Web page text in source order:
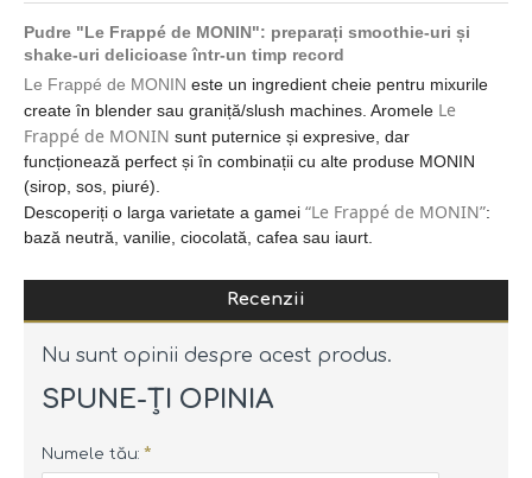
Pudre "Le Frappé de MONIN": preparați smoothie-uri și
shake-uri delicioase într-un timp record
Le Frappé de MONIN este un ingredient cheie pentru mixurile
create în blender sau graniță/slush machines. Aromele Le
Frappé de MONIN sunt puternice și expresive, dar
funcționează perfect și în combinații cu alte produse MONIN
(sirop, sos, piuré).
Descoperiți o larga varietate a gamei “Le Frappé de MONIN”:
bază neutră, vanilie, ciocolată, cafea sau iaurt.
Recenzii
Nu sunt opinii despre acest produs.
SPUNE-ŢI OPINIA
Numele tău: